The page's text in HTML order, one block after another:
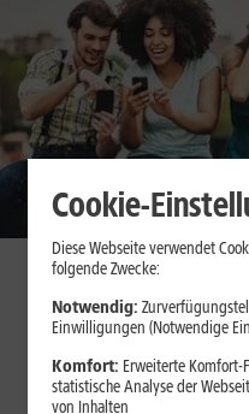
Cookie-
Diese Webseite verwendet
folgende Zwecke:
Notwendig:
Einwilligungen (Notwendige
Komfort: Erweiterte
statistische Analyse der
von Inhalten